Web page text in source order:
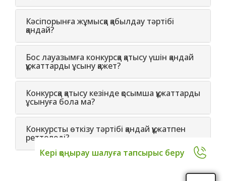
Кері қоңырау шалуға тапсырыс беру
Кәсіпорынға жұмысқа қабылдау тәртібі
қандай?
Бос лауазымға конкурсқа қатысу үшін қандай
құжаттарды ұсыну қажет?
Конкурсқа қатысу кезінде қосымша құжаттарды
ұсынуға бола ма?
Конкурсты өткізу тәртібі қандай құжатпен
реттеледі?